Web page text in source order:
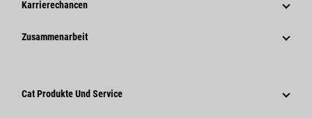
Verhaltenskodex
Innovation
Karrierechancen
Warum Caterpillar?
Zusammenarbeit
Lieferanten
Cat Produkte Und Service